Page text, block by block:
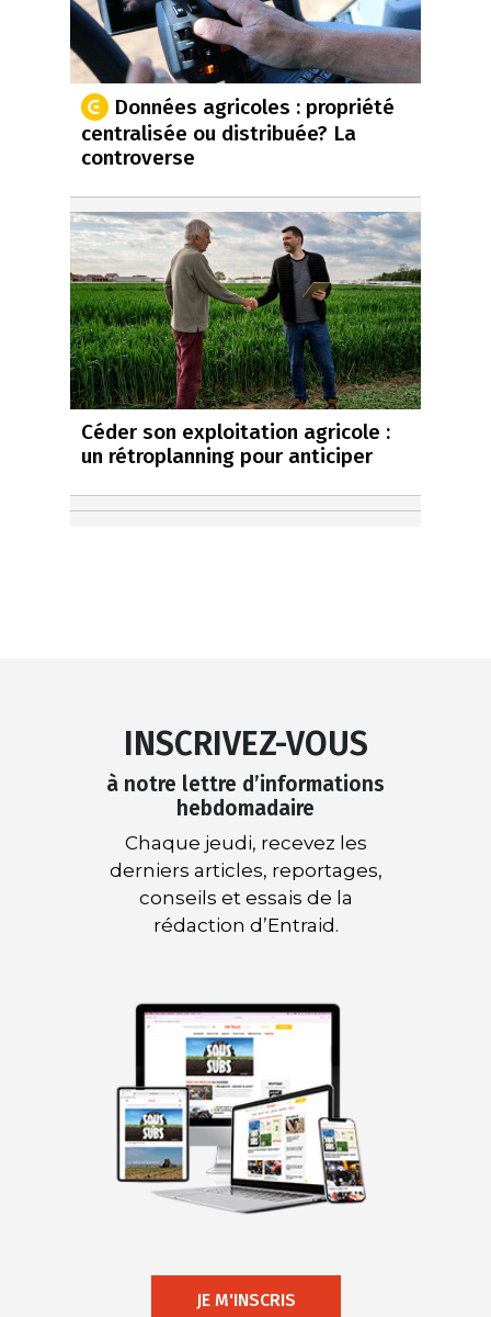
Données agricoles : propriété
centralisée ou distribuée? La
controverse
Céder son exploitation agricole :
un rétroplanning pour anticiper
INSCRIVEZ-VOUS
à notre lettre d’informations
hebdomadaire
Chaque jeudi, recevez les
derniers articles, reportages,
conseils et essais de la
rédaction d’Entraid.
JE M'INSCRIS